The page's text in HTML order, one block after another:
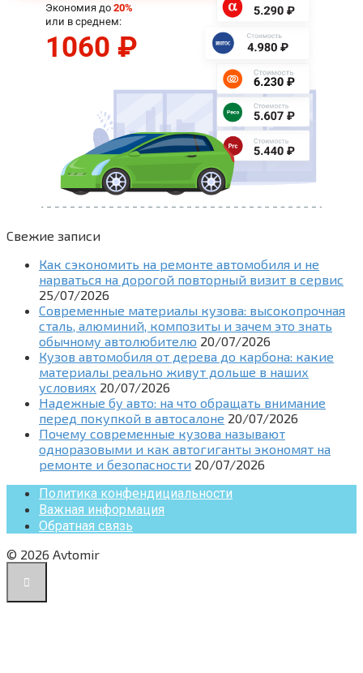
Свежие записи
Как сэкономить на ремонте автомобиля и не
нарваться на дорогой повторный визит в сервис
25/07/2026
Современные материалы кузова: высокопрочная
сталь, алюминий, композиты и зачем это знать
обычному автолюбителю 20/07/2026
Кузов автомобиля от дерева до карбона: какие
материалы реально живут дольше в наших
условиях 20/07/2026
Надежные бу авто: на что обращать внимание
перед покупкой в автосалоне 20/07/2026
Почему современные кузова называют
одноразовыми и как автогиганты экономят на
ремонте и безопасности 20/07/2026
Политика конфендициальности
Важная информация
Обратная связь
© 2026 Avtomir